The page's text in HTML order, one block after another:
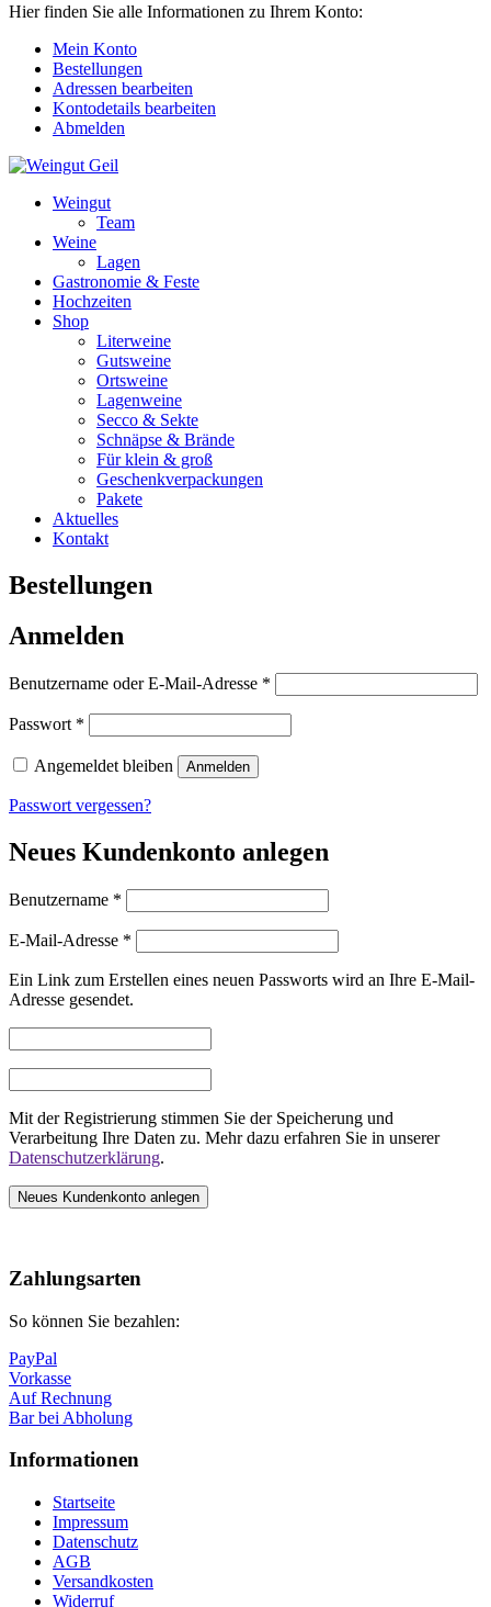
Hier finden Sie alle Informationen zu Ihrem Konto:
Mein Konto
Bestellungen
Adressen bearbeiten
Kontodetails bearbeiten
Abmelden
Weingut
Team
Weine
Lagen
Gastronomie & Feste
Hochzeiten
Shop
Literweine
Gutsweine
Ortsweine
Lagenweine
Secco & Sekte
Schnäpse & Brände
Für klein & groß
Geschenkverpackungen
Pakete
Aktuelles
Kontakt
Bestellungen
Anmelden
Benutzername oder E-Mail-Adresse *
Passwort *
Angemeldet bleiben Anmelden
Passwort vergessen?
Neues Kundenkonto anlegen
Benutzername *
E-Mail-Adresse *
Ein Link zum Erstellen eines neuen Passworts wird an Ihre E-Mail-
Adresse gesendet.
Mit der Registrierung stimmen Sie der Speicherung und
Verarbeitung Ihre Daten zu. Mehr dazu erfahren Sie in unserer
Datenschutzerklärung.
Neues Kundenkonto anlegen
oben
Zahlungsarten
So können Sie bezahlen:
PayPal
Vorkasse
Auf Rechnung
Bar bei Abholung
Informationen
Startseite
Impressum
Datenschutz
AGB
Versandkosten
Widerruf